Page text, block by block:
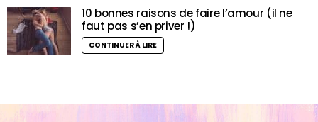
10 bonnes raisons de faire l’amour (il ne
faut pas s’en priver !)
CONTINUER À LIRE